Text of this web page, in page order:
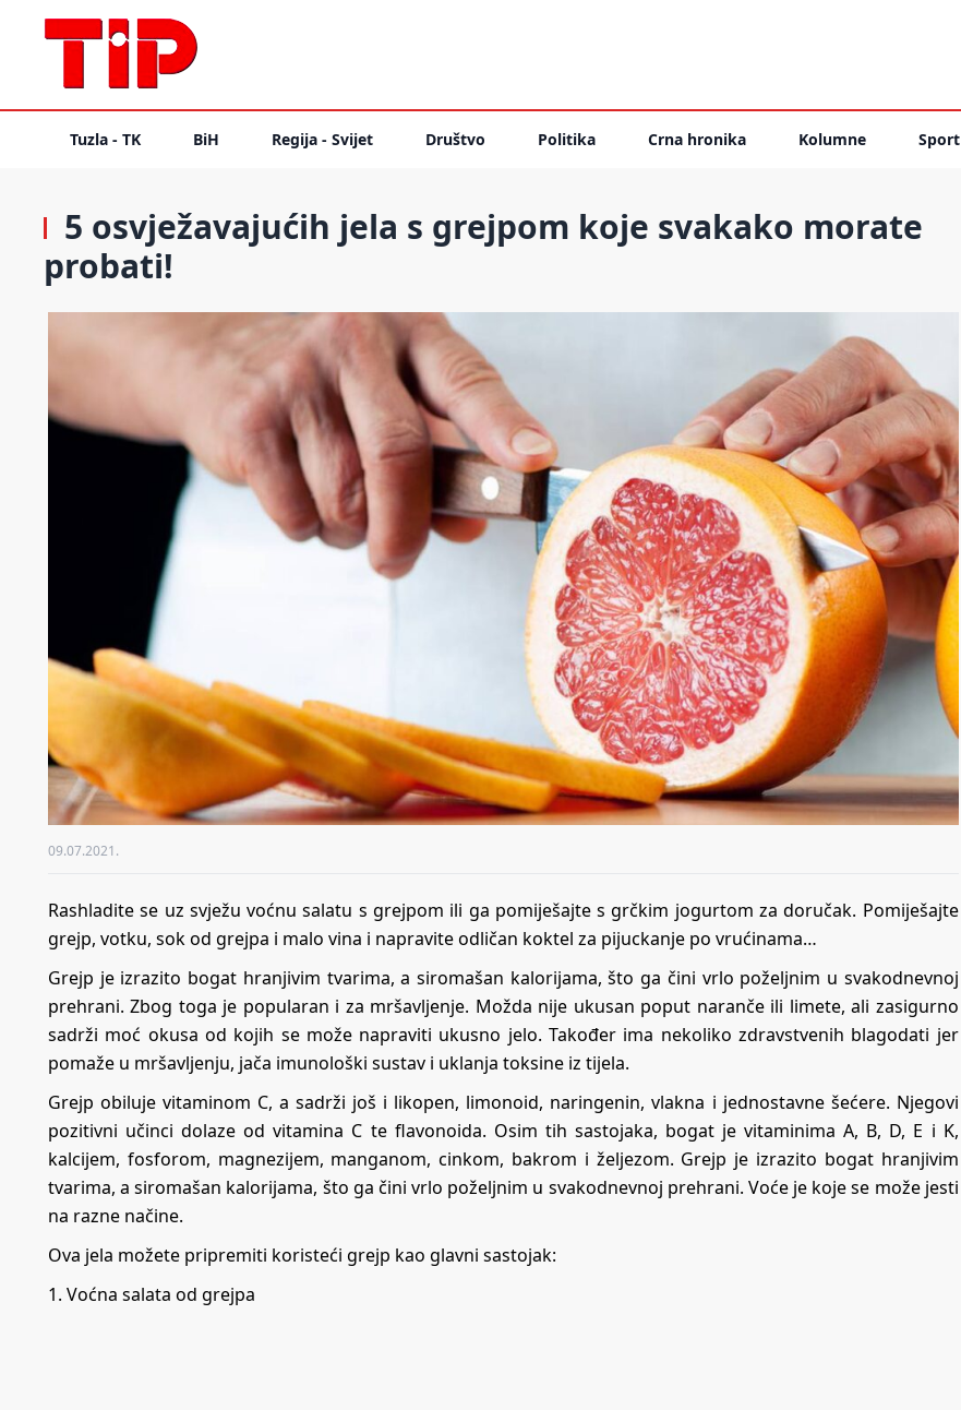
Tuzla - TK BiH Regija - Svijet Društvo Politika Crna hronika Kolumne Sport
5 osvježavajućih jela s grejpom koje svakako morate
probati!
09.07.2021.
Rashladite se uz svježu voćnu salatu s grejpom ili ga pomiješajte s grčkim jogurtom za doručak. Pomiješajte
grejp, votku, sok od grejpa i malo vina i napravite odličan koktel za pijuckanje po vrućinama…
Grejp je izrazito bogat hranjivim tvarima, a siromašan kalorijama, što ga čini vrlo poželjnim u svakodnevnoj
prehrani. Zbog toga je popularan i za mršavljenje. Možda nije ukusan poput naranče ili limete, ali zasigurno
sadrži moć okusa od kojih se može napraviti ukusno jelo. Također ima nekoliko zdravstvenih blagodati jer
pomaže u mršavljenju, jača imunološki sustav i uklanja toksine iz tijela.
Grejp obiluje vitaminom C, a sadrži još i likopen, limonoid, naringenin, vlakna i jednostavne šećere. Njegovi
pozitivni učinci dolaze od vitamina C te flavonoida. Osim tih sastojaka, bogat je vitaminima A, B, D, E i K,
kalcijem, fosforom, magnezijem, manganom, cinkom, bakrom i željezom. Grejp je izrazito bogat hranjivim
tvarima, a siromašan kalorijama, što ga čini vrlo poželjnim u svakodnevnoj prehrani. Voće je koje se može jesti
na razne načine.
Ova jela možete pripremiti koristeći grejp kao glavni sastojak:
1. Voćna salata od grejpa